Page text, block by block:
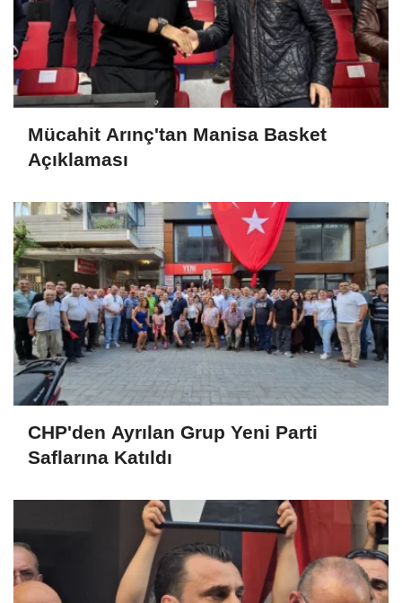
Mücahit Arınç'tan Manisa Basket
Açıklaması
CHP'den Ayrılan Grup Yeni Parti
Saflarına Katıldı